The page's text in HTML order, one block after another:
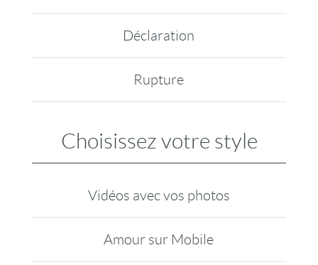
Déclaration
Rupture
Choisissez votre style
Vidéos avec vos photos
Amour sur Mobile